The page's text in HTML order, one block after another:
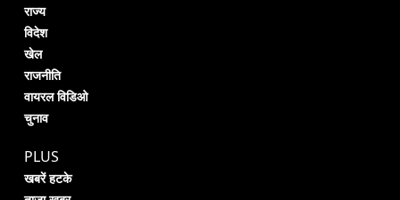
राज्य
विदेश
खेल
राजनीति
वायरल विडिओ
चुनाव
PLUS
खबरें हटके